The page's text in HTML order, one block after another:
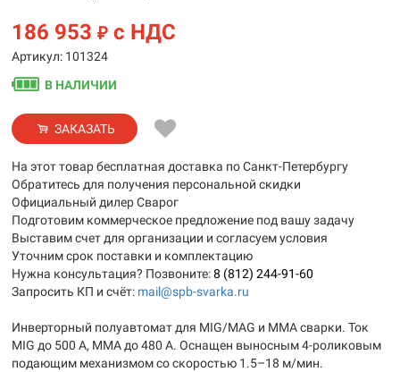
186 953 ₽ с НДС
Артикул: 101324
В НАЛИЧИИ
ЗАКАЗАТЬ
На этот товар бесплатная доставка по Санкт-Петербургу
Обратитесь для получения персональной скидки
Официальный дилер Сварог
Подготовим коммерческое предложение под вашу задачу
Выставим счет для организации и согласуем условия
Уточним срок поставки и комплектацию
Нужна консультация? Позвоните:8 (812) 244-91-60
Запросить КП и счёт: mail@spb-svarka.ru
Инверторный полуавтомат для MIG/MAG и MMA сварки. Ток
MIG до 500 А, MMA до 480 А. Оснащен выносным 4-роликовым
подающим механизмом со скоростью 1.5–18 м/мин.